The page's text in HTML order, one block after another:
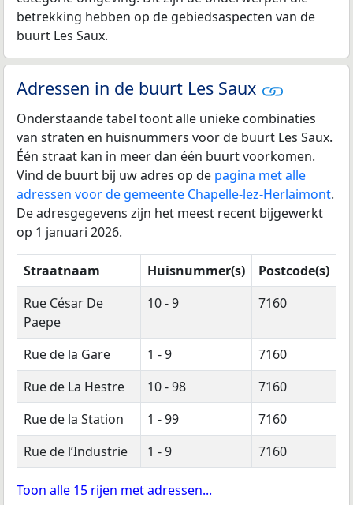
betrekking hebben op de gebiedsaspecten van de
buurt Les Saux.
Adressen in de buurt Les Saux
Onderstaande tabel toont alle unieke combinaties
van straten en huisnummers voor de buurt Les Saux.
Één straat kan in meer dan één buurt voorkomen.
Vind de buurt bij uw adres op de pagina met alle
adressen voor de gemeente Chapelle-lez-Herlaimont.
De adresgegevens zijn het meest recent bijgewerkt
op 1 januari 2026.
Straatnaam Huisnummer(s)
Postcode(s)
Rue César De
Paepe
10 - 9 7160
Rue de la Gare 1 - 9
7160
Rue de La Hestre
10 - 98
7160
Rue de la Station
1 - 99
7160
Rue de l’Industrie
1 - 9 7160
Toon alle 15 rijen met adressen...